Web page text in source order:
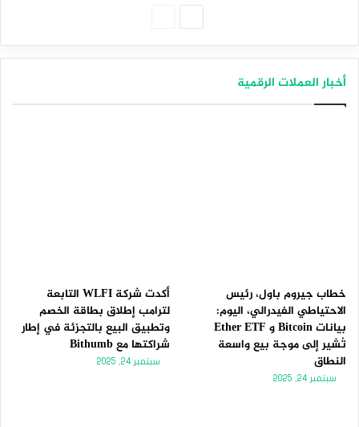
أخبار العملات الرقمية
خطاب جيروم باول، رئيس
الاحتياطي الفيدرالي، اليوم:
بيانات Bitcoin و Ether ETF
تُشير إلى موجة بيع واسعة
النطاق
سبتمبر 24, 2025
أكدت شركة WLFI التابعة
لترامب إطلاق بطاقة الخصم
وتطبيق البيع بالتجزئة في إطار
شراكتها مع Bithumb
سبتمبر 24, 2025